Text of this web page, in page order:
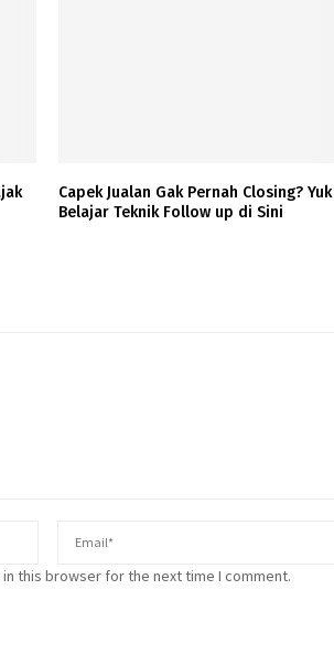
Capek Jualan Gak Pernah Closing? Yuk
Belajar Teknik Follow up di Sini
this browser for the next time I comment.